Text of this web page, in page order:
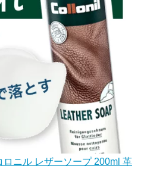
ロニル レザーソープ 200ml 革